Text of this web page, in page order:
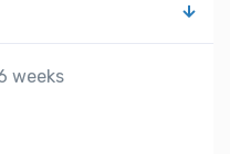
weeks